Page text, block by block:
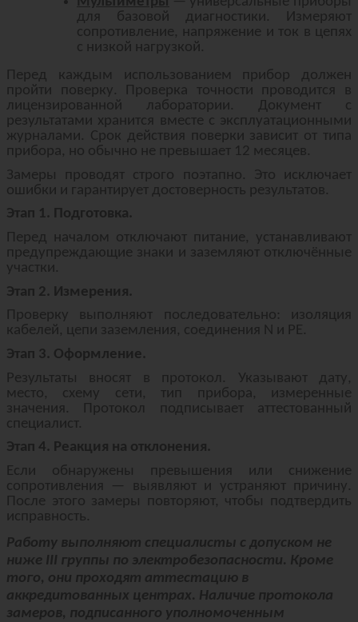
для базовой диагностики. Измеряют
сопротивление, напряжение и ток в цепях
с низкой нагрузкой.
Перед каждым использованием прибор должен
пройти поверку. Проверка точности проводится в
лицензированной лаборатории. Документ с
результатами хранится вместе с эксплуатационными
журналами. Срок действия поверки зависит от типа
прибора, но обычно не превышает 12 месяцев.
Замеры проводят строго поэтапно. Это исключает
ошибки и гарантирует достоверность результатов.
Этап 1. Подготовка.
Перед началом отключают питание, устанавливают
предупреждающие знаки и заземляют отключённые
участки.
Этап 2. Измерения.
Проверку выполняют последовательно: изоляция
кабелей, цепи заземления, соединения N и PE.
Этап 3. Оформление.
Результаты вносят в протокол. Указывают дату,
место, схему сети, тип прибора, измеренные
значения. Протокол подписывает аттестованный
специалист.
Этап 4. Реакция на отклонения.
Если обнаружены превышения или снижение
сопротивления — выявляют и устраняют причину.
После этого замеры повторяют, чтобы подтвердить
исправность.
Работу выполняют специалисты с допуском не
ниже III группы по электробезопасности. Кроме
того, они проходят аттестацию в
аккредитованных центрах. Наличие протокола
замеров, подписанного уполномоченным